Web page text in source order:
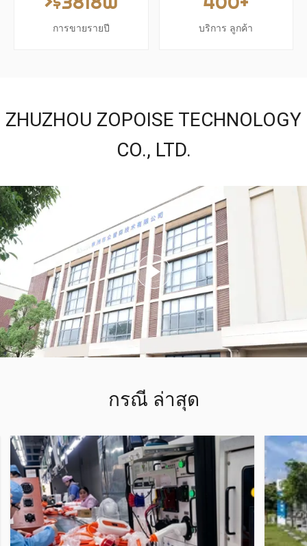
การขายรายปี บริการ ลูกค้า
ZHUZHOU ZOPOISE TECHNOLOGY
CO., LTD.
กรณี ล่าสุด